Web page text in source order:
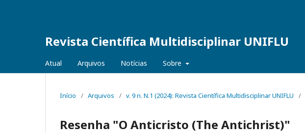
Revista Científica Multidisciplinar UNIFLU
Atual Arquivos Notícias Sobre
Início / Arquivos / v. 9 n. N.1 (2024): Revista Científica Multidisciplinar UNIFLU /
Resenha "O Anticristo (The Antichrist)"